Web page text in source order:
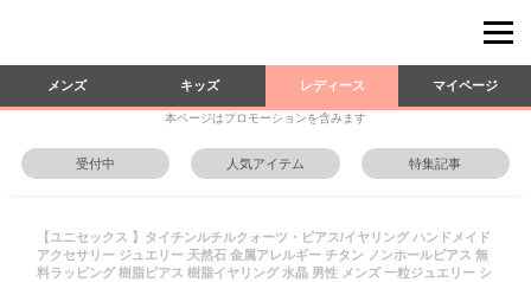
メンズ キッズ レディース マイページ
本ページはプロモーションを含みます
受付中 人気アイテム 特集記事
【ユニセックス 】タイチンルチルクォーツ・ピアス/イヤリング ハンドメイド
アクセサリー ジュエリー 天然石 金属アレルギー チタン ノンホールピアス 無
料ラッピング 樹脂ピアス 樹脂イヤリング 水晶 男性 メンズ 一粒ジュエリー シ